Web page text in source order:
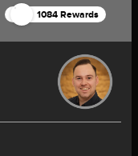
1084 Rewards